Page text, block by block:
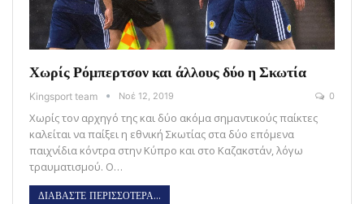
Χωρίς Ρόμπερτσον και άλλους δύο η Σκωτία
Kingsport team Νοέ 12, 2019 0
Χωρίς τον αρχηγό της και δύο ακόμα σημαντικούς παίκτες
καλείται να παίξει η εθνική Σκωτίας στα δύο επόμενα
παιχνίδια κόντρα στην Κύπρο και στο Καζακστάν, λόγω
τραυματισμού. Ο…
ΔΙΑΒΑΣΤΕ ΠΕΡΙΣΣΟΤΕΡΑ...